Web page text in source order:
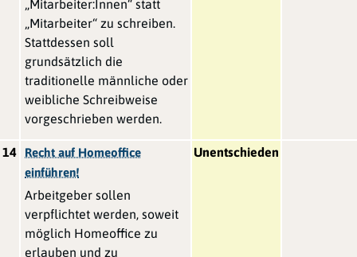
„Mitarbeiter:Innen“ statt
„Mitarbeiter“ zu schreiben.
Stattdessen soll
grundsätzlich die
traditionelle männliche oder
weibliche Schreibweise
vorgeschrieben werden.
14
Recht auf Homeoffice
einführen!
Arbeitgeber sollen
verpflichtet werden, soweit
möglich Homeoffice zu
erlauben und zu
Unentschieden